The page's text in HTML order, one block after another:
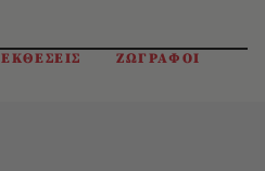
ΕΚΘΕΣΕΙΣ ΖΩΓΡΑΦΟΙ